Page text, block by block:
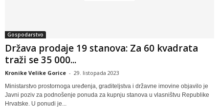
Gospodarstvo
Država prodaje 19 stanova: Za 60 kvadrata
traži se 35 000...
Kronike Velike Gorice - 29. listopada 2023
Ministarstvo prostornoga uređenja, graditeljstva i državne imovine objavilo je
Javni poziv za podnošenje ponuda za kupnju stanova u vlasništvu Republike
Hrvatske. U ponudi je...